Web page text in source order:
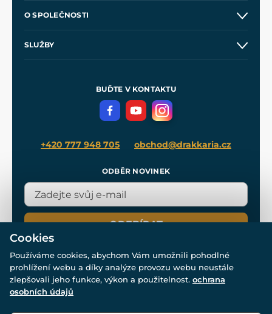
Velkoobchod
O SPOLEČNOSTI
SLUŽBY
Meče pro Kingdom Come
BUĎTE V KONTAKTU
+420 777 948 705 obchod@drakkaria.cz
ODBĚR NOVINEK
ODEBÍRAT
© Všechna práva vyhrazena. www.drakkaria.cz 2007-2026.
Cookies
Používáme cookies, abychom Vám umožnili pohodlné
prohlížení webu a díky analýze provozu webu neustále
zlepšovali jeho funkce, výkon a použitelnost. ochrana
osobních údajů